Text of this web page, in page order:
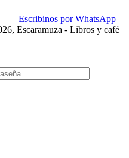
Escribinos por WhatsApp
Escaramuza - Libros y café